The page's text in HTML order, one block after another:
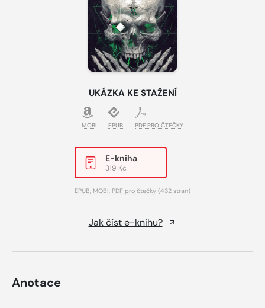
UKÁZKA KE STAŽENÍ
MOBI EPUB PDF PRO ČTEČKY
E-kniha
319 Kč
EPUB, MOBI, PDF pro čtečky (432 stran)
Jak číst e-knihu?
Anotace